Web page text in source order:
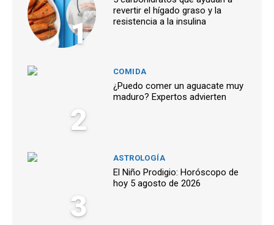
1
revertir el hígado graso y la
resistencia a la insulina
2
COMIDA
¿Puedo comer un aguacate muy
maduro? Expertos advierten
3
ASTROLOGÍA
El Niño Prodigio: Horóscopo de
hoy 5 agosto de 2026